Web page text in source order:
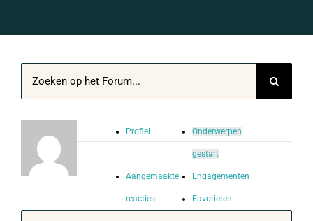
Profiel Onderwerpen
gestart
Aangemaakte
reacties
Engagementen
Favorieten